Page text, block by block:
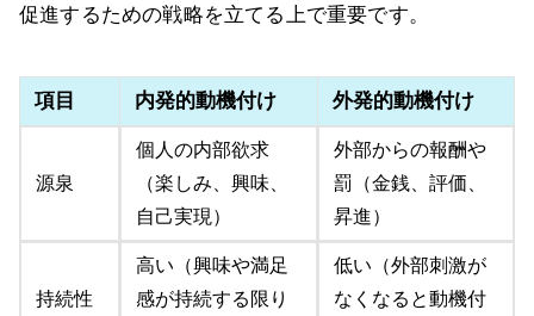
促進するための戦略を立てる上で重要です。
項目 内発的動機付け 外発的動機付け
源泉
個人の内部欲求
（楽しみ、興味、
自己実現）
外部からの報酬や
罰（金銭、評価、
昇進）
持続性
高い（興味や満足
感が持続する限り
低い（外部刺激が
なくなると動機付